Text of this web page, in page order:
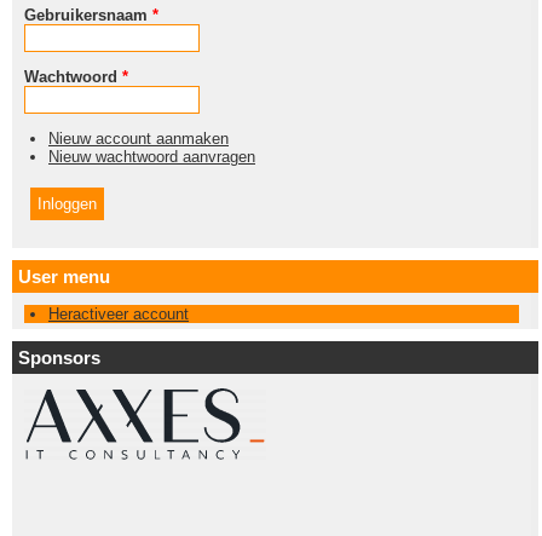
Gebruikersnaam *
Wachtwoord *
Nieuw account aanmaken
Nieuw wachtwoord aanvragen
User menu
Heractiveer account
Sponsors